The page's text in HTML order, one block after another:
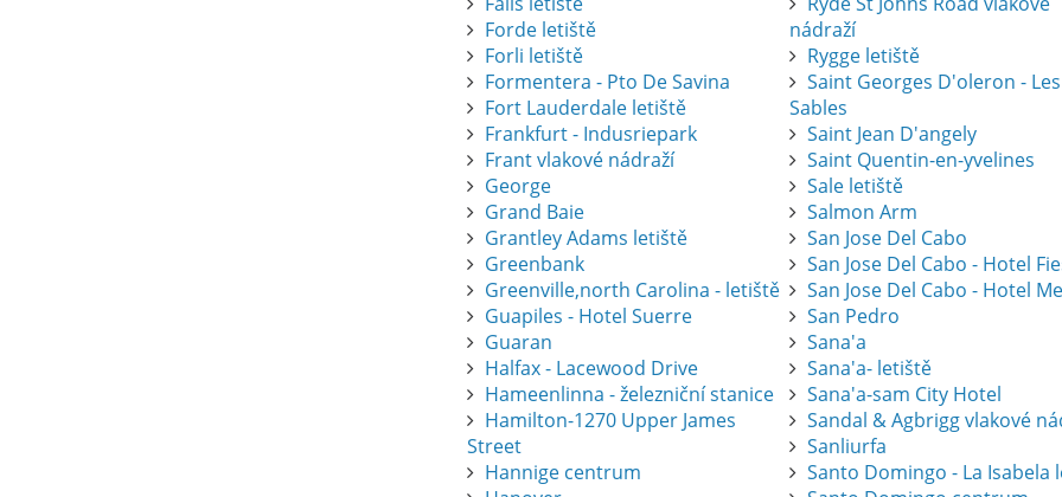
Forde letiště
Forli letiště
Formentera - Pto De Savina
Fort Lauderdale letiště
Frankfurt - Indusriepark
Frant vlakové nádraží
George
Grand Baie
Grantley Adams letiště
Greenbank
Greenville,north Carolina - letiště
Guapiles - Hotel Suerre
Guaran
Halfax - Lacewood Drive
Hameenlinna - železniční stanice
Hamilton-1270 Upper James
Street
Hannige centrum
nádraží
Rygge letiště
Saint Georges D'oleron - Les
Sables
Saint Jean D'angely
Saint Quentin-en-yvelines
Sale letiště
Salmon Arm
San Jose Del Cabo
San Jose Del Cabo - Hotel
San Jose Del Cabo - Hotel
San Pedro
Sana'a
Sana'a- letiště
Sana'a-sam City Hotel
Sandal & Agbrigg vlakové
Sanliurfa
Santo Domingo - La Isabela